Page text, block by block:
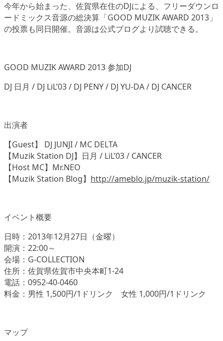
今年から始まった、佐賀県在住のDJによる、フリーダウンロ
ードミックス音源の総決算「GOOD MUZIK AWARD 2013」
の投票も同日開催。音源は公式ブログより試聴できる。
GOOD MUZIK AWARD 2013 参加DJ
DJ 日月 / DJ LiL’03 / DJ PENY / DJ YU-DA / DJ CANCER
出演者
【Guest】 DJ JUNJI / MC DELTA
【Muzik Station DJ】日月 / LiL’03 / CANCER
【Host MC】Mr.NEO
【Muzik Station Blog】 http://ameblo.jp/muzik-station/
イベント概要
日時：2013年12月27日（金曜）
開演：22:00～
会場：G-COLLECTION
住所：佐賀県佐賀市中央本町1-24
電話：0952-40-0460
料金：男性 1,500円/1ドリンク 女性 1,000円/1ドリンク
マップ